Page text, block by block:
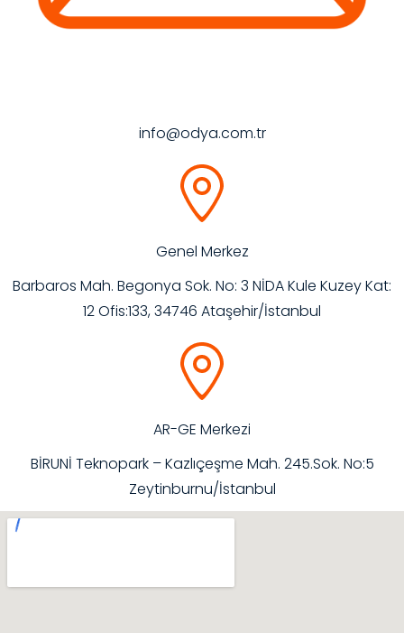
info@odya.com.tr
Genel Merkez
Barbaros Mah. Begonya Sok. No: 3 NİDA Kule Kuzey Kat:
12 Ofis:133, 34746 Ataşehir/İstanbul
AR-GE Merkezi
BİRUNİ Teknopark – Kazlıçeşme Mah. 245.Sok. No:5
Zeytinburnu/İstanbul